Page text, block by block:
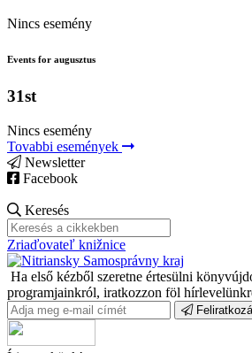
Nincs esemény
Events for augusztus
31st
Nincs esemény
Tovabbi események
Newsletter
Facebook
Keresés
Zriaďovateľ knižnice
Ha első kézből szeretne értesülni
programjainkról, iratkozzon föl